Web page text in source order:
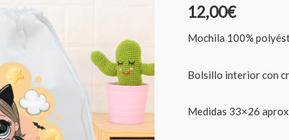
12,00€
Mochila 100%
Bolsillo interior con
Medidas 33×26